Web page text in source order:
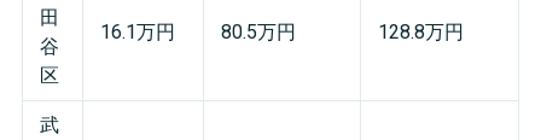
田
谷
区
16.1万円 80.5万円 128.8万円
武